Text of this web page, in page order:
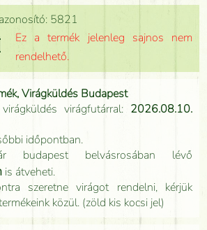
5821
Ez a termék jelenleg sajnos nem
rendelhető.
Virágküldés Budapest
virágfutárral: 2026.08.10.
időpontban.
budapest belvásrosában lévő
is átveheti.
szeretne virágot rendelni, kérjük
közül. (zöld kis kocsi jel)